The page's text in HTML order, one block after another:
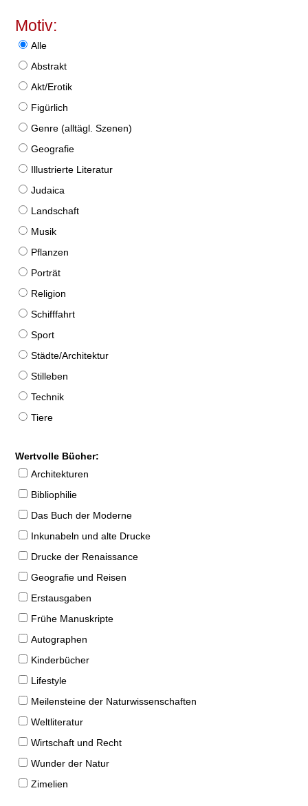
Motiv:
Alle
Abstrakt
Akt/Erotik
Figürlich
Genre (alltägl. Szenen)
Geografie
Illustrierte Literatur
Judaica
Landschaft
Musik
Pflanzen
Porträt
Religion
Schifffahrt
Sport
Städte/Architektur
Stilleben
Technik
Tiere
Wertvolle Bücher:
Architekturen
Bibliophilie
Das Buch der Moderne
Inkunabeln und alte Drucke
Drucke der Renaissance
Geografie und Reisen
Erstausgaben
Frühe Manuskripte
Autographen
Kinderbücher
Lifestyle
Meilensteine der Naturwissenschaften
Weltliteratur
Wirtschaft und Recht
Wunder der Natur
Zimelien